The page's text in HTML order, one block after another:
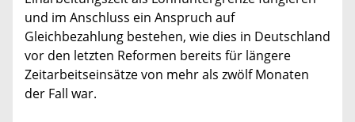
und im Anschluss ein Anspruch auf
Gleichbezahlung bestehen, wie dies in Deutschland
vor den letzten Reformen bereits für längere
Zeitarbeitseinsätze von mehr als zwölf Monaten
der Fall war.